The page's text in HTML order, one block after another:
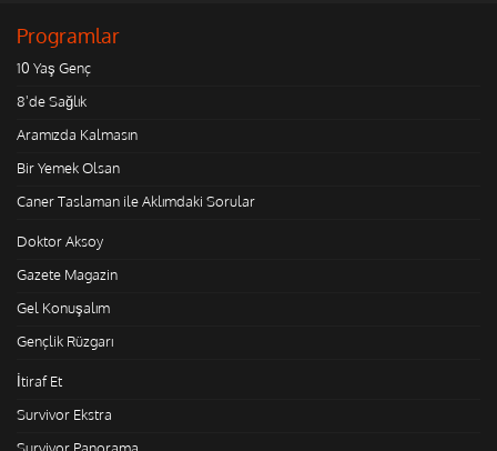
Programlar
10 Yaş Genç
8'de Sağlık
Aramızda Kalmasın
Bir Yemek Olsan
Caner Taslaman ile Aklımdaki Sorular
Doktor Aksoy
Gazete Magazin
Gel Konuşalım
Gençlik Rüzgarı
İtiraf Et
Survivor Ekstra